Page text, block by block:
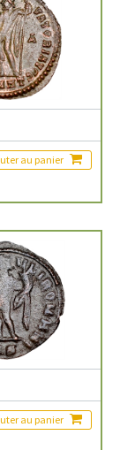
au panier
au panier